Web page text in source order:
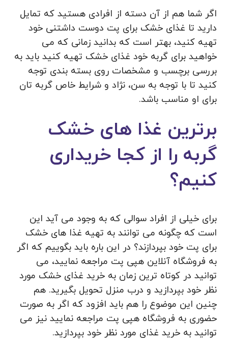
اگر شما هم از آن دسته از افرادی هستید که تمایل
دارید تا غذای خشک برای پت دوست داشتنی خود
تهیه کنید، بهتر است که بدانید زمانی که می
خواهید برای گربه خود غذای خشک تهیه کنید باید به
بررسی برچسب و مشخصات روی بسته بندی توجه
کنید تا با توجه به سن، نژاد و شرایط خاص گربه تان
برای او مناسب باشد.
برترین غذا های خشک
گربه را از کجا خریداری
کنیم؟
برای خیلی از افراد سوالی که به وجود می‌ آید این
است که چگونه می توانند به تهیه غذا های خشک
برای پت خود بپردازند؟ در این باره باید بگوییم که اگر
به فروشگاه آنلاین هپی پت مراجعه نمایید، می
توانید در کوتاه‌ ترین زمان به خرید غذای خشک مورد
نظر خود بپردازید و درب منزل تحویل بگیرید. هم
چنین این موضوع را هم باید افزود که اگر به صورت
حضوری به فروشگاه هپی پت مراجعه نمایید نیز می
توانید به خرید غذای مورد نظر خود بپردازید.